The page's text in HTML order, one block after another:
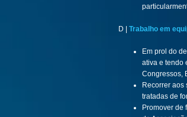
D | Trabalho em
Em prol do
ativa e tendo
Congressos,
Recorrer
tratadas de
Promover de